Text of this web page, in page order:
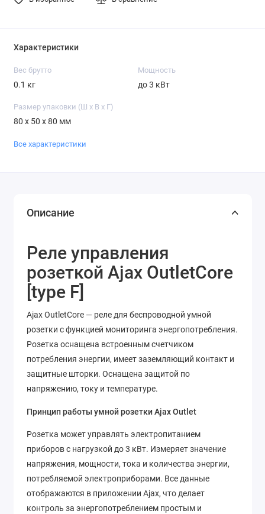
Характеристики
Вес брутто
0.1 кг
Мощность
до 3 кВт
Размер упаковки (Ш х В х Г)
80 x 50 x 80 мм
Все характеристики
Описание
Реле управления
розеткой Ajax OutletCore
[type F]
Ajax OutletCore — реле для беспроводной умной
розетки с функцией мониторинга энергопотребления.
Розетка оснащена встроенным счетчиком
потребления энергии, имеет заземляющий контакт и
защитные шторки. Оснащена защитой по
напряжению, току и температуре.
Принцип работы умной розетки Ajax Outlet
Розетка может управлять электропитанием
приборов с нагрузкой до 3 кВт. Измеряет значение
напряжения, мощности, тока и количества энергии,
потребляемой электроприборами. Все данные
отображаются в приложении Ajax, что делает
контроль за энергопотреблением простым и